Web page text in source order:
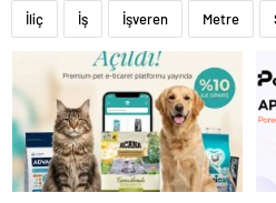
İliç İş İşveren Metre